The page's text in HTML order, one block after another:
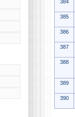
384
385
386
387
388
389
390